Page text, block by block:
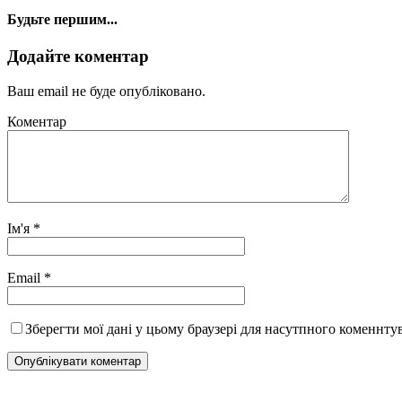
Будьте першим...
Додайте коментар
Ваш email не буде опубліковано.
Коментар
Ім'я *
Email *
Зберегти мої дані у цьому браузері для насутпного